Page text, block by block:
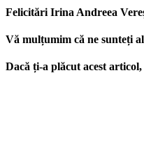
Felicitări Irina Andreea
Vă mulțumim că ne sunteți
Dacă ți-a plăcut acest